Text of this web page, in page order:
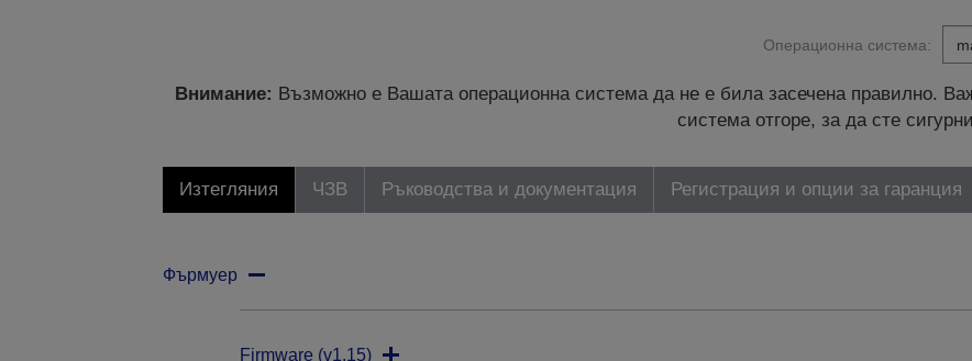
Операционна система:
Внимание: Възможно е Вашата операционна система да не е била засечена правилно.
система отгоре, за да сте
Изтегляния ЧЗВ Ръководства и документация Регистрация и опции за гаранция
Фърмуер
Firmware (v1.15)